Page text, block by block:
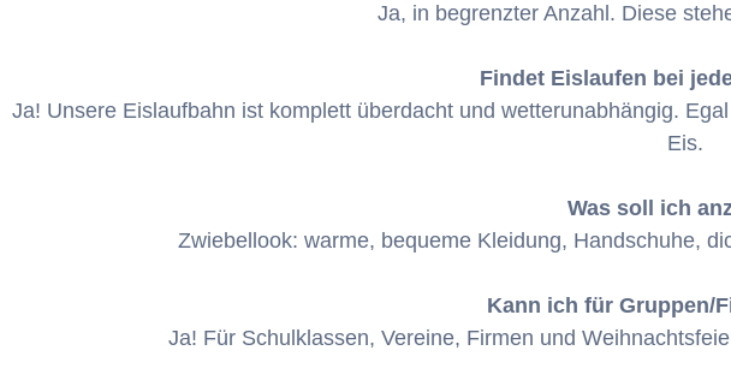
Ja, in begrenzter Anzahl. Diese
Findet Eislaufen bei
Ja! Unsere Eislaufbahn ist komplett überdacht und wetterunabhängig.
Eis.
Was soll ich
Zwiebellook: warme, bequeme Kleidung, Handschuhe,
Kann ich für Gruppen/
Ja! Für Schulklassen, Vereine, Firmen und